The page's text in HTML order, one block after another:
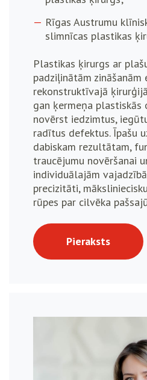
Rīgas Austrumu
slimnīcas plastikas
Plastikas ķirurgs ar
padziļinātām zināšanām
rekonstruktīvajā
gan ķermeņa
novērst iedzimtus,
radītus defektus. Īpašu
dabiskam rezultātam,
traucējumu novēršanai
individuālajām
precizitāti,
rūpes par cilvēka
Pieraksts